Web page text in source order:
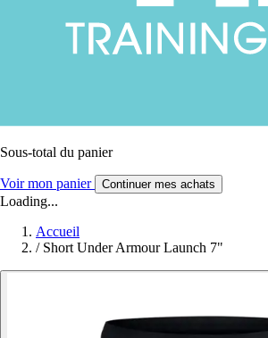
Sous-total du panier
Voir mon panier Continuer mes achats
Loading...
Accueil
/ Short Under Armour Launch 7"